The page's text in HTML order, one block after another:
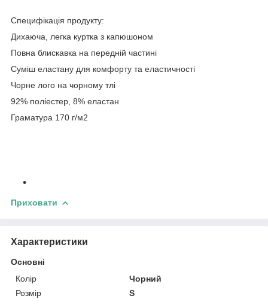
Специфікація продукту:
Дихаюча, легка куртка з капюшоном
Повна блискавка на передній частині
Суміш еластану для комфорту та еластичності
Чорне лого на чорному тлі
92% поліестер, 8% еластан
Граматура 170 г/м2
Приховати
Характеристики
Основні
Колір
Чорний
Розмір
S